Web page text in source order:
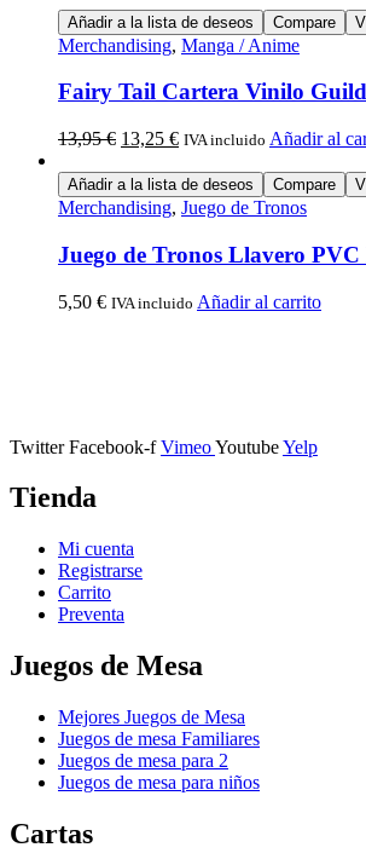
Añadir a la lista de deseos Compare
Merchandising, Manga / Anime
Fairy Tail Cartera Vinilo
13,95€ 13,25 € IVA incluido Añadir al
Añadir a la lista de deseos Compare
Merchandising, Juego de Tronos
Juego de Tronos Llavero
5,50 € IVA incluido Añadir al carrito
Twitter Facebook-f VimeoYoutubeYelp
Tienda
Mi cuenta
Registrarse
Carrito
Preventa
Juegos de Mesa
Mejores Juegos de Mesa
Juegos de mesa Familiares
Juegos de mesa para 2
Juegos de mesa para niños
Cartas